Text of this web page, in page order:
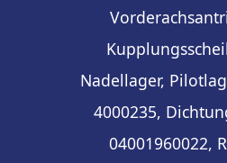
Nadellager,
4000235,
04001960022,